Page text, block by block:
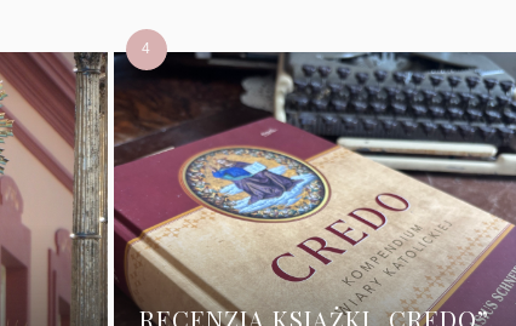
RECENZJA KSIĄŻKI „CREDO”